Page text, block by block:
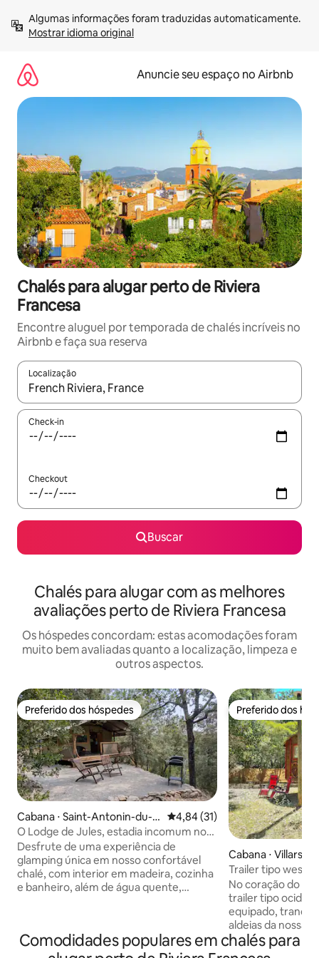
para
Mostrar idioma original
Anuncie seu espaço no Airbnb
Chalés para alugar perto de Riviera
Francesa
Encontre aluguel por temporada de chalés incríveis no
Airbnb e faça sua reserva
Localização
Quando os resultados estiverem disponíveis, explore-os
Check-in
Checkout
Buscar
Chalés para alugar com as melhores
avaliações perto de Riviera Francesa
Os hóspedes concordam: estas acomodações foram
muito bem avaliadas quanto a localização, limpeza e
outros aspectos.
Preferido dos hóspedes
Preferido dos hóspedes
Cabana ⋅ Saint-Antonin-du-V
ar
4,84 de uma avaliação média
4,84 (31)
O Lodge de Jules, estadia incomum no
coração do Var
Desfrute de uma experiência de
glamping única em nosso confortável
chalé, com interior em madeira, cozinha
e banheiro, além de água quente,
ao Jules' Lodge, uma acomodação
incomum situada entre vinhedos,
Preferido dos
Preferido dos
Cabana ⋅ Villars
Trailer tipo
Luberon
No coração do
trailer tipo
equipado,
aldeias da nossa
Gordes,
privado sem
Comodidades populares em chalés para